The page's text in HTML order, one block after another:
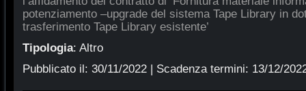
potenziamento –upgrade del sistema Tape Library in
trasferimento Tape Library esistente’
Tipologia: Altro
Pubblicato il: 30/11/2022| Scadenza termini: 13/12/